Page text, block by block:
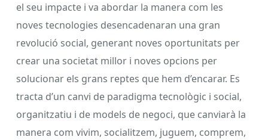
el seu impacte i va abordar la manera com les
noves tecnologies desencadenaran una gran
revolució social, generant noves oportunitats per
crear una societat millor i noves opcions per
solucionar els grans reptes que hem d’encarar. Es
tracta d’un canvi de paradigma tecnològic i social,
organitzatiu i de models de negoci, que canviarà la
manera com vivim, socialitzem, juguem, comprem,